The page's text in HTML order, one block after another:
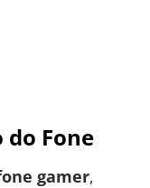
Fone
gamer,